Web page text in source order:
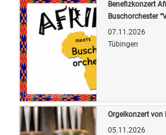
Quelle: Veranstalter
Benefizkonzert
Buschorchester
07.11.2026
Tübingen
Orgelkonzert von
05.11.2026